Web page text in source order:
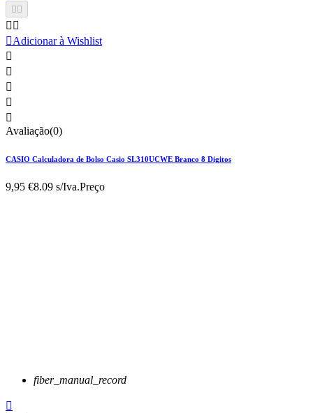
 
 
Adicionar à Wishlist





Avaliação(0)
CASIO Calculadora de Bolso Casio SL310UCWE Branco 8 Digitos
9,95 €8.09 s/Iva.Preço
fiber_manual_record
